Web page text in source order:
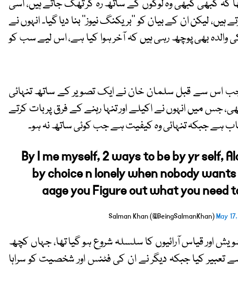
کہ کبھی کبھی وہ لوگوں کے ساتھ رہ کر تھک جاتے ہیں، اسی
لیکن ان کے بیان کو ’’بریکنگ نیوز‘‘ بنا دیا گیا۔ انہوں نے
والدہ بھی پوچھ رہی ہیں کہ آخر ہوا کیا ہے، اس لیے سب کو
اس سے قبل سلمان خان نے ایک تصویر کے ساتھ تنہائی
جس میں انہوں نے اکیلے اور تنہا رہنے کے فرق پر بات کرتے
ہے جبکہ تنہائی وہ کیفیت ہے جب کوئی ساتھ نہ ہو۔
By I me myself, 2 ways to be by yr self,
by choice n lonely when nobody
aage you Figure out what you need
May
اور قیاس آرائیوں کا سلسلہ شروع ہو گیا تھا، جہاں کچھ
کیا جبکہ دیگر نے ان کی فٹنس اور شخصیت کو سراہا